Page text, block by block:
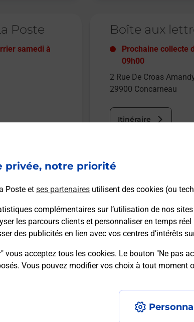
privée, notre priorité
Poste et ses partenaires utilisent des cookies (ou
complémentaires sur l’utilisation de nos
les parcours clients et personnaliser en temps
des publicités en lien avec vos centres d’intérêts
vous acceptez tous les cookies. Le bouton "Ne pas
Vous pouvez modifier vos choix à tout moment
Poste
samedi à
Boîte aux
Prochaine collecte
09h00
2 Rue De Croas
29900 Concarneau
Itinéraire
Poste
samedià
Boîte aux
Collecte du
20 Rue De Keriolet
29900 Concarneau
Itinéraire
Le lien s'ouvre dans un